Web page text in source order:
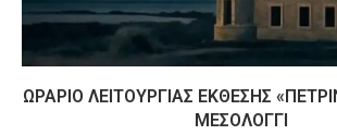
ΩΡΆΡΙΟ ΛΕΙΤΟΥΡΓΊΑΣ ΈΚΘΕΣΗΣ
ΜΕΣΟΛΌΓΓΙ